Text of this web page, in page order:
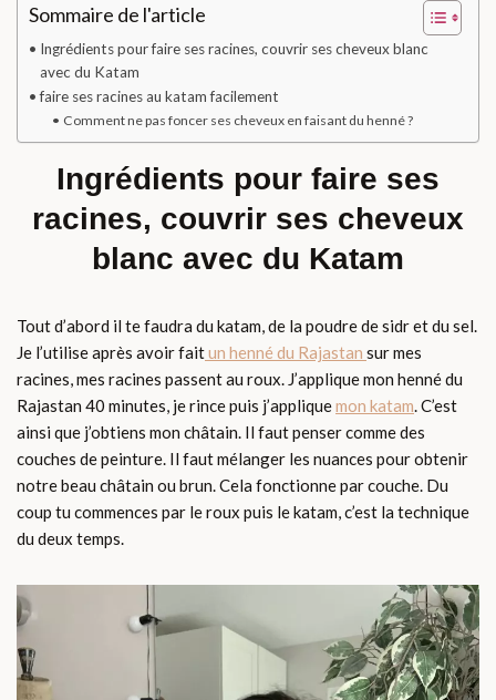
Sommaire de l'article
Ingrédients pour faire ses racines, couvrir ses cheveux blanc
avec du Katam
faire ses racines au katam facilement
Comment ne pas foncer ses cheveux en faisant du henné ?
Ingrédients pour faire ses
racines, couvrir ses cheveux
blanc avec du Katam
Tout d’abord il te faudra du katam, de la poudre de sidr et du sel.
Je l’utilise après avoir faitun henné du Rajastan sur mes
racines, mes racines passent au roux. J’applique mon henné du
Rajastan 40 minutes, je rince puis j’appliquemon katam. C’est
ainsi que j’obtiens mon châtain. Il faut penser comme des
couches de peinture. Il faut mélanger les nuances pour obtenir
notre beau châtain ou brun. Cela fonctionne par couche. Du
coup tu commences par le roux puis le katam, c’est la technique
du deux temps.